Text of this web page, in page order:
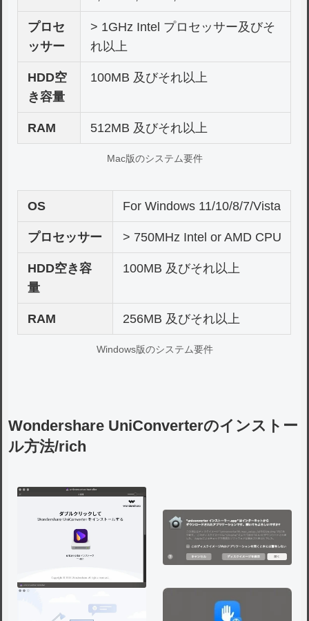
プロセ
ッサー
> 1GHz Intel プロセッサー及びそ
れ以上
HDD空
き容量
100MB 及びそれ以上
RAM 512MB 及びそれ以上
Mac版のシステム要件
OS For Windows 11/10/8/7/Vista
プロセッサー > 750MHz Intel or AMD CPU
HDD空き容
量
100MB 及びそれ以上
RAM 256MB 及びそれ以上
Windows版のシステム要件
Wondershare UniConverterのインストー
ル方法/rich